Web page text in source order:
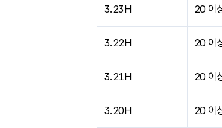
3.23H 20 이
3.22H 20 이
3.21H 20 이
3.20H 20 이